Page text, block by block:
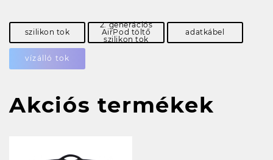
szilikon tok
2. generációs
AirPod töltő
szilikon tok
adatkábel
vízálló tok
Akciós termékek